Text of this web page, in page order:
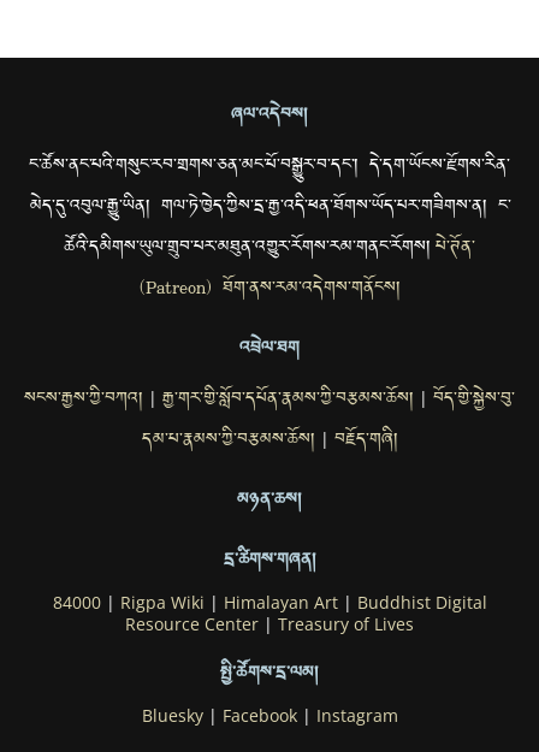
ཞལ་འདེབས།
ང་ཚོས་ནང་པའི་གསུང་རབ་གྲགས་ཅན་མང་པོ་བསྒྱུར་བ་དང་། དེ་དག་ཡོངས་རྫོགས་རིན་
མེད་དུ་འབུལ་རྒྱུ་ཡིན། གལ་ཏེ་ཁྱེད་ཀྱིས་དྲ་རྒྱ་འདི་ཕན་ཐོགས་ཡོད་པར་གཟིགས་ན། ང་
ཚོའི་དམིགས་ཡུལ་གྲུབ་པར་མཐུན་འགྱུར་རོགས་རམ་གནང་རོགས།པེ་ཊོན་
(Patreon) ཐོག་ནས་རམ་འདེགས་གནོངས།
འབྲེལ་ཐག
སངས་རྒྱས་ཀྱི་བཀའ། | རྒྱ་གར་གྱི་སློབ་དཔོན་རྣམས་ཀྱི་བརྩམས་ཆོས། | བོད་གྱི་སྐྱེས་བུ་
དམ་པ་རྣམས་ཀྱི་བརྩམས་ཆོས། | བརྗོད་གཞི།
མཉན་ཆས།
དྲ་ཚིགས་གཞན།
84000| Rigpa Wiki | Himalayan Art| Buddhist Digital
Resource Center | Treasury of Lives
སྤྱི་ཚོགས་དྲ་ལམ།
Bluesky| Facebook| Instagram